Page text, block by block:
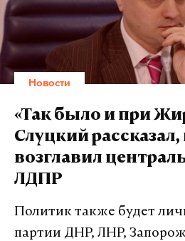
Новости
«Так было и при
Слуцкий
возглавил
ЛДПР
Политик также будет
партии ДНР, ЛНР,